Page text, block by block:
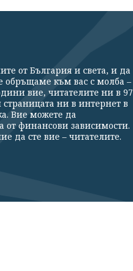
от България и света, и да
обръщаме към вас с молба –
вие, читателите ни в 97
ни в интернет в
Вие можете да
от финансови зависимости.
да сте вие – читателите.